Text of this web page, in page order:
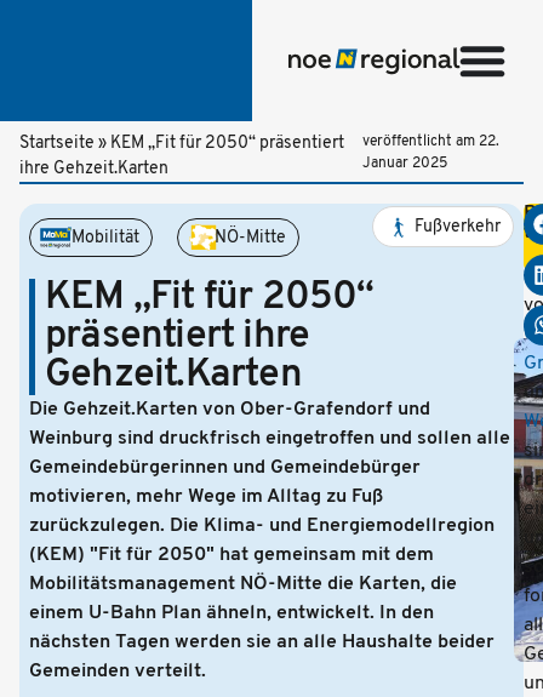
Startseite » KEM „Fit für 2050“ präsentiert
ihre Gehzeit.Karten
veröffentlicht am 22.
Januar 2025
Mobilität NÖ-Mitte Fußverkehr
KEM „Fit für 2050“
präsentiert ihre
Gehzeit.Karten
Die Gehzeit.Karten von Ober-Grafendorf und
Weinburg sind druckfrisch eingetroffen und sollen alle
Gemeindebürgerinnen und Gemeindebürger
motivieren, mehr Wege im Alltag zu Fuß
zurückzulegen. Die Klima- und Energiemodellregion
(KEM) "Fit für 2050" hat gemeinsam mit dem
Mobilitätsmanagement NÖ-Mitte die Karten, die
einem U-Bahn Plan ähneln, entwickelt. In den
nächsten Tagen werden sie an alle Haushalte beider
Gemeinden verteilt.